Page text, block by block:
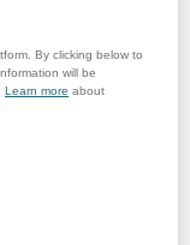
By clicking below to
will be
Learn more about